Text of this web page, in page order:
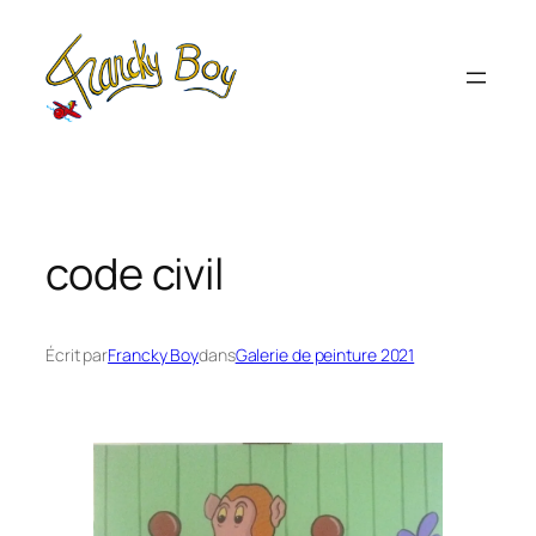
contenu
code civil
Écrit parFrancky BoydansGalerie de peinture 2021